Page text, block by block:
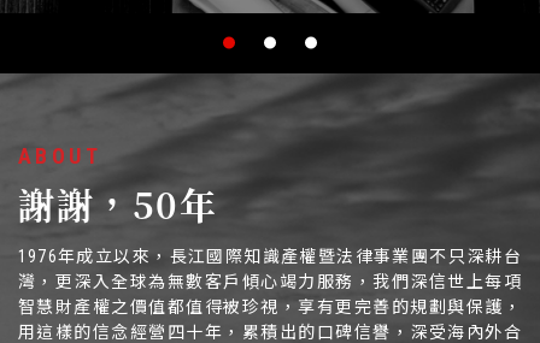
ABOUT
謝謝，50年
1976年成立以來，長江國際知識產權暨法律事業團不只深耕台
灣，更深入全球為無數客戶傾心竭力服務，我們深信世上每項
智慧財產權之價值都值得被珍視，享有更完善的規劃與保護，
用這樣的信念經營四十年，累積出的口碑信譽，深受海內外合